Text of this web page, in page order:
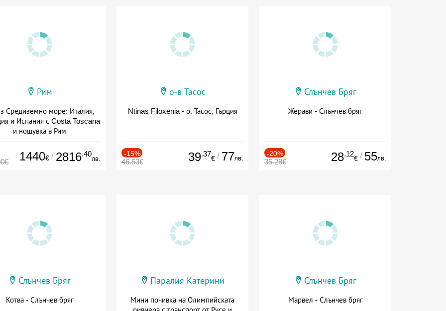
Рим
Средиземно море: Италия,
и Испания с Costa Toscana
и нощувка в Рим
1440€ / 2816.40
лв.
о-в Тасос
Ntinas Filoxenia - о. Тасос, Гърция
-15%
46.53€ 39.37
€ / 77лв.
Слънчев Бряг
Жерави - Слънчев бряг
-20%
35.28€ 28.12
€ / 55лв.
Слънчев Бряг
Котва - Слънчев бряг
Паралия Катерини
Мини почивка на Олимпийската
Слънчев Бряг
Марвел - Слънчев бряг